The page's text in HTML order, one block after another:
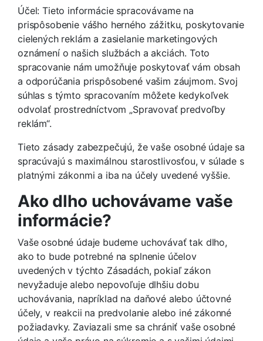
Účel: Tieto informácie spracovávame na
prispôsobenie vášho herného zážitku, poskytovanie
cielených reklám a zasielanie marketingových
oznámení o našich službách a akciách. Toto
spracovanie nám umožňuje poskytovať vám obsah
a odporúčania prispôsobené vašim záujmom. Svoj
súhlas s týmto spracovaním môžete kedykoľvek
odvolať prostredníctvom „Spravovať predvoľby
reklám“.
Tieto zásady zabezpečujú, že vaše osobné údaje sa
spracúvajú s maximálnou starostlivosťou, v súlade s
platnými zákonmi a iba na účely uvedené vyššie.
Ako dlho uchovávame vaše
informácie?
Vaše osobné údaje budeme uchovávať tak dlho,
ako to bude potrebné na splnenie účelov
uvedených v týchto Zásadách, pokiaľ zákon
nevyžaduje alebo nepovoľuje dlhšiu dobu
uchovávania, napríklad na daňové alebo účtovné
účely, v reakcii na predvolanie alebo iné zákonné
požiadavky. Zaviazali sme sa chrániť vaše osobné